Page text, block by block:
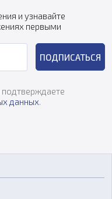
и узнавайте
первыми
ПОДПИСАТЬСЯ
данных